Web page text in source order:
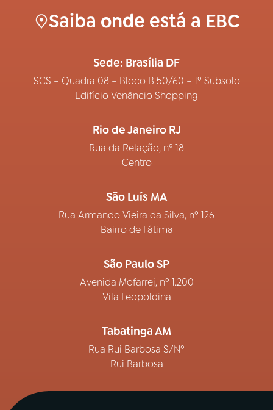
Saiba onde está a EBC
Sede: Brasília DF
SCS – Quadra 08 – Bloco B 50/60 – 1º Subsolo
Edifício Venâncio Shopping
Rio de Janeiro RJ
Rua da Relação, nº 18
Centro
São Luís MA
Rua Armando Vieira da Silva, nº 126
Bairro de Fátima
São Paulo SP
Avenida Mofarrej, nº 1.200
Vila Leopoldina
Tabatinga AM
Rua Rui Barbosa S/Nº
Rui Barbosa